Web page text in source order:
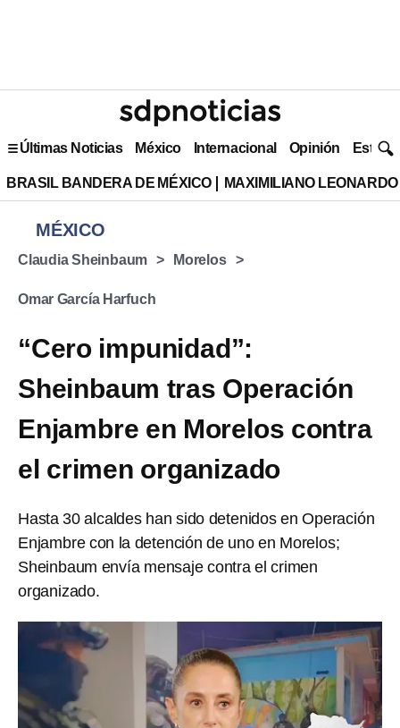
Últimas Noticias México Internacional Opinión Estilo
BRASIL BANDERA DE MÉXICO MAXIMILIANO
MÉXICO
Claudia Sheinbaum Morelos
Omar García Harfuch
“Cero impunidad”:
Sheinbaum tras Operación
Enjambre en Morelos contra
el crimen organizado
Hasta 30 alcaldes han sido detenidos en Operación
Enjambre con la detención de uno en Morelos;
Sheinbaum envía mensaje contra el crimen
organizado.